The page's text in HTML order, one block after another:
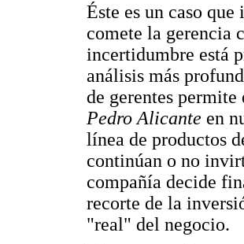
Éste es un caso
comete la gerencia
incertidumbre está
análisis más
de gerentes
Pedro Alicante en
línea de productos
continúan o no
compañía decide
recorte de la
"real" del negocio.